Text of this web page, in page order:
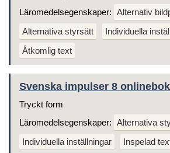
Läromedelsegenskaper: Alternativ
Alternativa styrsätt
Individuella
Åtkomlig text
Svenska impulser 8 onlinebok
Tryckt form
Läromedelsegenskaper: Alternativa
Individuella inställningar
Inspelad